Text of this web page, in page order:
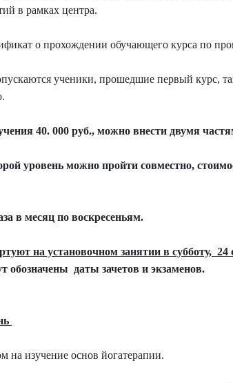
в рамках центра.
о прохождении обучающего курса по
ученики, прошедшие первый курс,
40. 000 руб., можно внести двумя
уровень можно пройти совместно,
в месяц по воскресеньям.
на установочном занятии в субботу, 24
обозначены даты зачетов и экзаменов.
на изучение основ йогатерапии.